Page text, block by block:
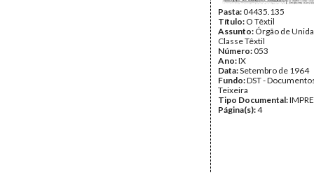
Pasta:04435.135
Título: O Têxtil
Assunto: Órgão de
Classe Têxtil
Número:053
Ano:IX
Data:Setembro de 1964
Fundo:DST -
Teixeira
Tipo Documental:
Página(s):4